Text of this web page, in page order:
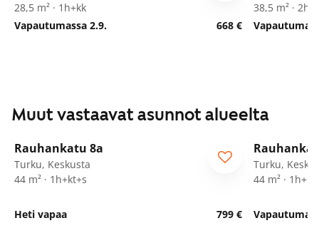
28,5 m² · 1h+kk
Vapautumassa 2.9.
668 €
38,5 m² ·
Muut vastaavat asunnot alueelta
Rauhankatu 8a
Turku, Keskusta
44 m² · 1h+kt+s
Heti vapaa 799 €
Turku,
44 m² ·